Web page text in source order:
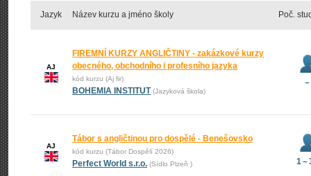
Jazyk Název kurzu a jméno školy Poč.
AJ
FIREMNÍ KURZY ANGLIČTINY - zakázkové kurzy
obecného, obchodního i profesního jazyka
kód kurzu (Aj fir)
BOHEMIA INSTITUT (Jazyková škola)
–
AJ
Tábor s angličtinou pro dospělé - Benešovsko
kód kurzu (Tábor Dospělí 2026)
Perfect World s.r.o. (Sídlo Plzeň ) 1 –